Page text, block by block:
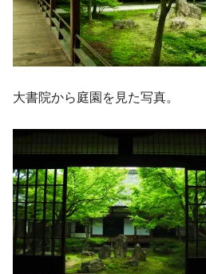
大書院から庭園を見た写真。